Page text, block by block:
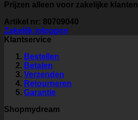
Prijzen alleen voor zakelijke klanten
Artikel nr: 80709040
Zakelijk inloggen
Klantservice
Bestellen
Betalen
Verzenden
Retourneren
Garantie
Shopmydream